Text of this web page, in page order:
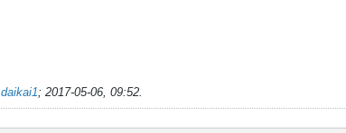
daikai1; 2017-05-06, 09:52.